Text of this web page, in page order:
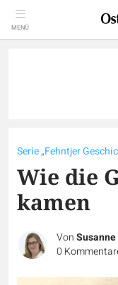
MENÜ
Serie „Fehntjer
Wie die
kamen
Von
0